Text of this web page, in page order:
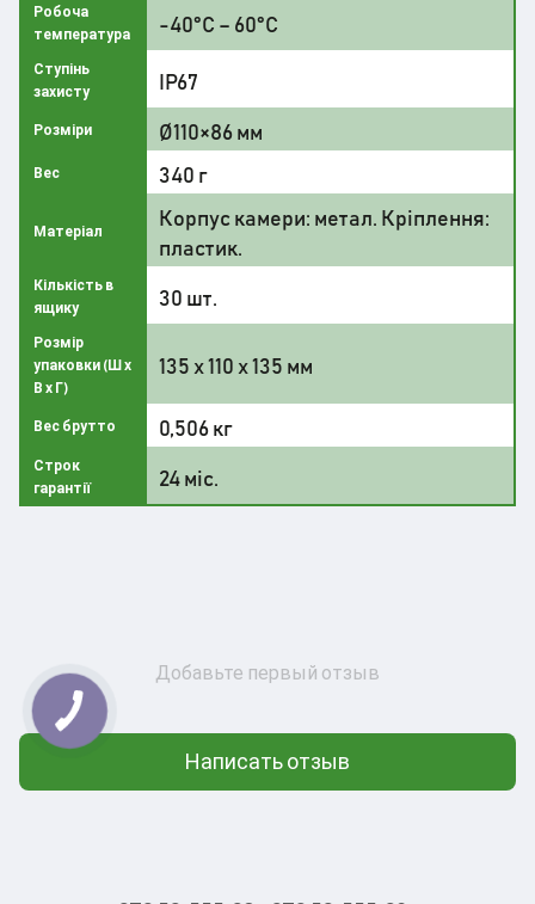
Робоча
температура
-40°C – 60°C
Ступінь
захисту
IP67
Розміри Ø110×86 мм
Вес 340 г
Матеріал
Корпус камери: метал. Кріплення:
пластик.
Кількість в
ящику
30 шт.
Розмір
упаковки (Ш х
В х Г)
135 x 110 x 135 мм
Вес брутто 0,506 кг
Строк
гарантії
24 міс.
Добавьте первый отзыв
Написать отзыв